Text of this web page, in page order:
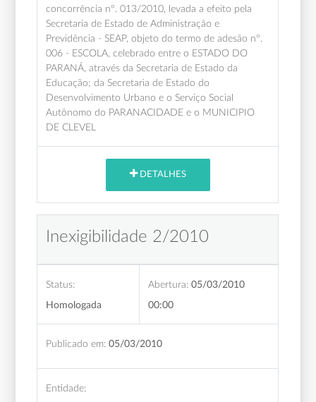
concorrência nº. 013/2010, levada a efeito pela
Secretaria de Estado de Administração e
Previdência - SEAP, objeto do termo de adesão nº.
006 - ESCOLA, celebrado entre o ESTADO DO
PARANÁ, através da Secretaria de Estado da
Educação; da Secretaria de Estado do
Desenvolvimento Urbano e o Serviço Social
Autônomo do PARANACIDADE e o MUNICIPIO
DE CLEVEL
DETALHES
Inexigibilidade 2/2010
Status:
Homologada
Abertura: 05/03/2010
00:00
Publicado em: 05/03/2010
Entidade: